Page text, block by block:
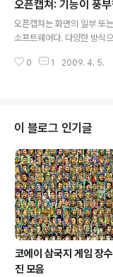
http://www.rege..
오픈캡쳐: 기능이 풍
오픈캡쳐는 화면의 일부 또
소프트웨어다. 다양한 방식
캡처한다. 옵션에서는 마우
는 기능이다. 다운로는 주
zim.net/
0 1 2009. 4. 5.
이 블로그 인기글
코에이 삼국지 게임 장
진 모음